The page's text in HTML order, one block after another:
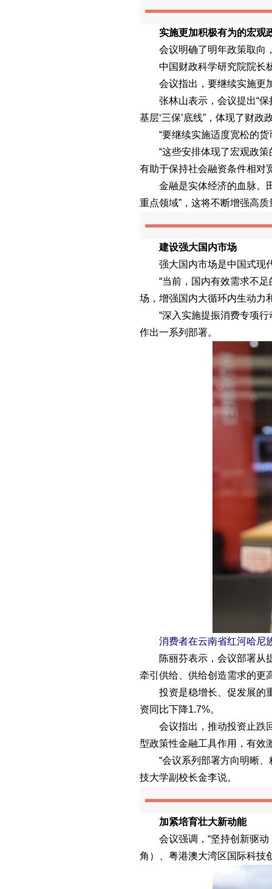
实施更加积极有为的宏观
会议明确了明年政策取向，
中国财政科学研究院院长杨
会议指出，要继续实施更
张林山表示，会议提出“保持
基层‘三保’底线”，体现了财
“要继续实施适度宽松的货
“这些安排体现了宏观政策
有助于保持社会融资条件相对
金融是实体经济的血脉。田
重点领域”，这将不断增强高
建设强大国内市场
强大国内市场是中国式现代
“当前，国内有效需求不足
场，增强国内大循环内生动力
“深入实施提振消费专项行动
作出一系列部署。
消费者在云南省红河哈尼族
陈丽芬表示，会议部署从提
牵引供给、供给创造需求的更
投资是稳增长、促发展的重
资同比下降1.7%。
会议指出，推动投资止跌回
型政策性金融工具作用，有效
“会议系列部署方向明晰、
技大学副校长金李说。
加紧培育壮大新动能
会议强调，“坚持创新驱动，
角）、粤港澳大湾区国际科技